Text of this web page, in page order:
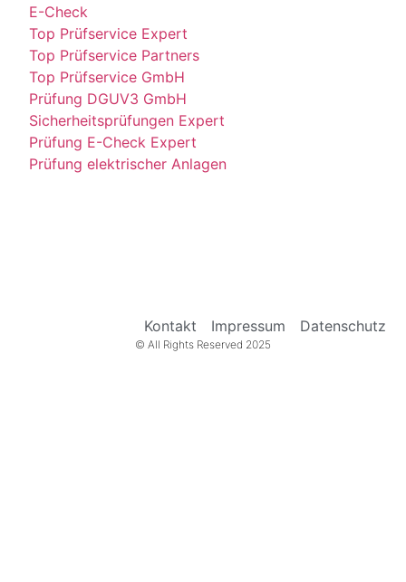
E-Check
Top Prüfservice Expert
Top Prüfservice Partners
Top Prüfservice GmbH
Prüfung DGUV3 GmbH
Sicherheitsprüfungen Expert
Prüfung E-Check Expert
Prüfung elektrischer Anlagen
Kontakt Impressum Datenschutz
© All Rights Reserved 2025